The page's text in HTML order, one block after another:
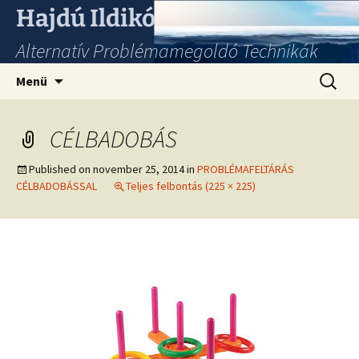
Hajdú Ildikó
Alternatív Problémamegoldó Technikák
Menü
CÉLBADOBÁS
Published on november 25, 2014in PROBLÉMAFELTÁRÁS
CÉLBADOBÁSSAL
Teljes felbontás (225 × 225)